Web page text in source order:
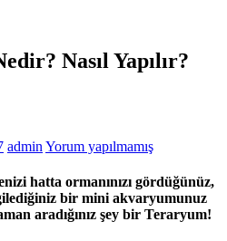
Nasıl Yapılır?
admin Yorum yapılmamış
hatta ormanınızı gördüğünüz,
bir mini akvaryumunuz
aradığınız şey bir Teraryum!